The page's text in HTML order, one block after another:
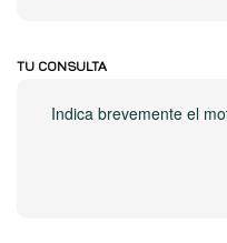
TU CONSULTA